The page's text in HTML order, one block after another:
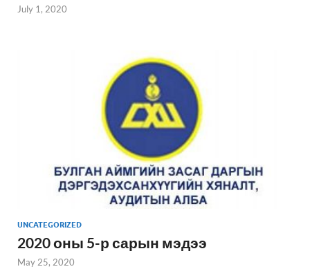
July 1, 2020
UNCATEGORIZED
2020 оны 5-р сарын мэдээ
May 25, 2020